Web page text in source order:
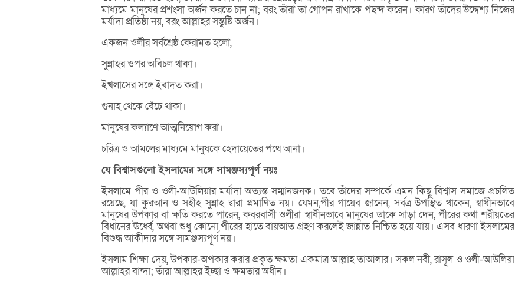
মাধ্যমে মানুষের প্রশংসা অর্জন করতে চান না; বরং তাঁরা তা গোপন রাখাকে পছন্দ করেন। কারণ তাঁদের উদ্দেশ্য নিজের
মর্যাদা প্রতিষ্ঠা নয়, বরং আল্লাহর সন্তুষ্টি অর্জন।
একজন ওলীর সর্বশ্রেষ্ঠ কেরামত হলো,
সুন্নাহর ওপর অবিচল থাকা।
ইখলাসের সঙ্গে ইবাদত করা।
গুনাহ থেকে বেঁচে থাকা।
মানুষের কল্যাণে আত্মনিয়োগ করা।
চরিত্র ও আমলের মাধ্যমে মানুষকে হেদায়েতের পথে আনা।
যে বিশ্বাসগুলো ইসলামের সঙ্গে সামঞ্জস্যপূর্ণ নয়ঃ
ইসলামে পীর ও ওলী-আউলিয়ার মর্যাদা অত্যন্ত সম্মানজনক। তবে তাঁদের সম্পর্কে এমন কিছু বিশ্বাস সমাজে প্রচলিত
রয়েছে, যা কুরআন ও সহীহ সুন্নাহ দ্বারা প্রমাণিত নয়। যেমন,পীর গায়েব জানেন, সর্বত্র উপস্থিত থাকেন, স্বাধীনভাবে
মানুষের উপকার বা ক্ষতি করতে পারেন, কবরবাসী ওলীরা স্বাধীনভাবে মানুষের ডাকে সাড়া দেন, পীরের কথা শরীয়তের
বিধানের ঊর্ধ্বে, অথবা শুধু কোনো পীরের হাতে বায়আত গ্রহণ করলেই জান্নাত নিশ্চিত হয়ে যায়। এসব ধারণা ইসলামের
বিশুদ্ধ আকীদার সঙ্গে সামঞ্জস্যপূর্ণ নয়।
ইসলাম শিক্ষা দেয়, উপকার-অপকার করার প্রকৃত ক্ষমতা একমাত্র আল্লাহ তাআলার। সকল নবী, রাসূল ও ওলী-আউলিয়া
আল্লাহর বান্দা; তাঁরা আল্লাহর ইচ্ছা ও ক্ষমতার অধীন।